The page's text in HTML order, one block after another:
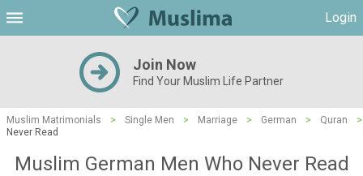
Login
Join Now
Find Your Muslim Life Partner
Muslim Matrimonials > Single Men > Marriage > German > Quran
>
Never Read
Muslim German Men Who Never Read